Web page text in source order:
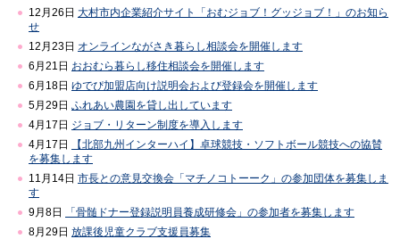
12月26日 大村市内企業紹介サイト「おむジョブ！グッジョブ！」のお知ら
せ
12月23日 オンラインながさき暮らし相談会を開催します
6月21日 おおむら暮らし移住相談会を開催します
6月18日 ゆでぴ加盟店向け説明会および登録会を開催します
5月29日 ふれあい農園を貸し出しています
4月17日 ジョブ・リターン制度を導入します
4月17日
【北部九州インターハイ】卓球競技・ソフトボール競技への協賛
を募集します
11月14日 市長との意見交換会「マチノコトーーク」の参加団体を募集しま
す
9月8日
「骨髄ドナー登録説明員養成研修会」の参加者を募集します
8月29日 放課後児童クラブ支援員募集